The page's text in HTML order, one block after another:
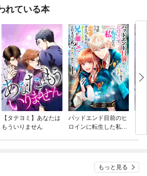
れている本
【タテヨミ】あなたは
もういりません
バッドエンド目前のヒ
ロインに転生した私、
もっと見る